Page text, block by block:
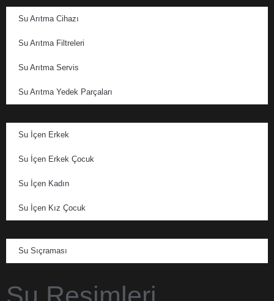
Su Arıtma Cihazı
Su Arıtma Filtreleri
Su Arıtma Servis
Su Arıtma Yedek Parçaları
Su İçen Erkek
Su İçen Erkek Çocuk
Su İçen Kadın
Su İçen Kız Çocuk
Su Sıçraması